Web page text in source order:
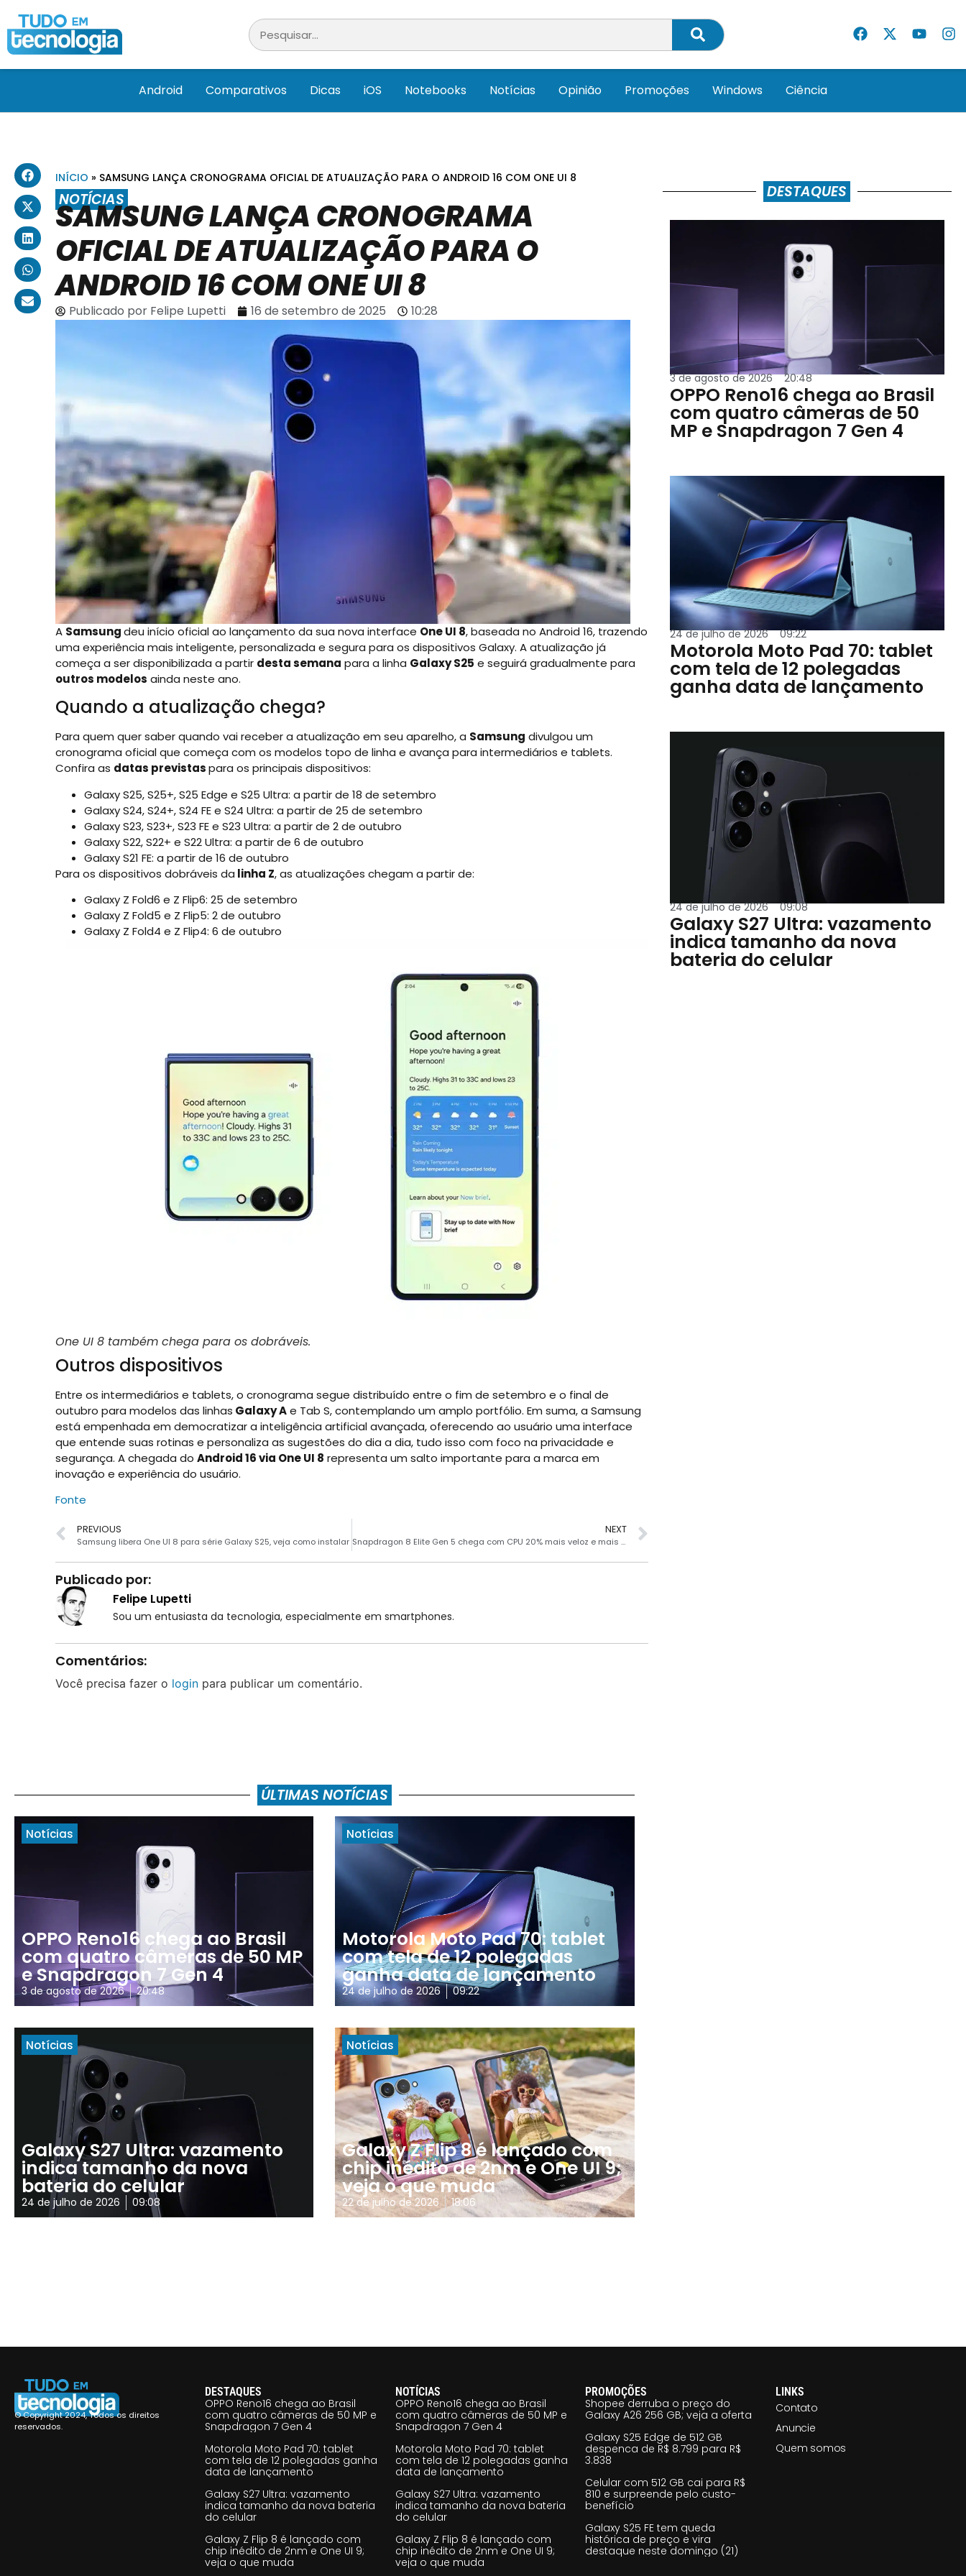
Android Comparativos Dicas iOS Notebooks Notícias Opinião Promoções Windows Ciência
INÍCIO » SAMSUNG LANÇA CRONOGRAMA OFICIAL DE ATUALIZAÇÃO PARA O ANDROID 16 COM ONE UI 8
NOTÍCIAS
SAMSUNG LANÇA CRONOGRAMA
OFICIAL DE ATUALIZAÇÃO PARA O
ANDROID 16 COM ONE UI 8
Publicado porFelipe Lupetti 16 de setembro de 2025 10:28
A Samsungdeu início oficial ao lançamento da sua nova interface One UI 8, baseada no Android 16, trazendo
uma experiência mais inteligente, personalizada e segura para os dispositivos Galaxy. A atualização já
começa a ser disponibilizada a partir desta semana para a linha Galaxy S25 e seguirá gradualmente para
outros modelos ainda neste ano.
Quando a atualização chega?
Para quem quer saber quando vai receber a atualização em seu aparelho, a Samsung divulgou um
cronograma oficial que começa com os modelos topo de linha e avança para intermediários e tablets.
Confira as datas previstaspara os principais dispositivos:
Galaxy S25, S25+, S25 Edge e S25 Ultra: a partir de 18 de setembro
Galaxy S24, S24+, S24 FE e S24 Ultra: a partir de 25 de setembro
Galaxy S23, S23+, S23 FE e S23 Ultra: a partir de 2 de outubro
Galaxy S22, S22+ e S22 Ultra: a partir de 6 de outubro
Galaxy S21 FE: a partir de 16 de outubro
Para os dispositivos dobráveis da linha Z, as atualizações chegam a partir de:
Galaxy Z Fold6 e Z Flip6: 25 de setembro
Galaxy Z Fold5 e Z Flip5: 2 de outubro
Galaxy Z Fold4 e Z Flip4: 6 de outubro
One UI 8 também chega para os dobráveis.
Outros dispositivos
Entre os intermediários e tablets, o cronograma segue distribuído entre o fim de setembro e o final de
outubro para modelos das linhas Galaxy Ae Tab S, contemplando um amplo portfólio. Em suma, a Samsung
está empenhada em democratizar a inteligência artificial avançada, oferecendo ao usuário uma interface
que entende suas rotinas e personaliza as sugestões do dia a dia, tudo isso com foco na privacidade e
segurança. A chegada do Android 16 via One UI 8 representa um salto importante para a marca em
inovação e experiência do usuário.
Fonte
PREVIOUS
Samsung libera One UI 8 para série Galaxy S25, veja como instalar
NEXT
Snapdragon 8 Elite Gen 5 chega com CPU 20% mais veloz e mais IA
Publicado por:
Felipe Lupetti
Sou um entusiasta da tecnologia, especialmente em smartphones.
Comentários:
Você precisa fazer o loginpara publicar um comentário.
DESTAQUES
3 de agosto de 2026 20:48
OPPO Reno16 chega ao Brasil
com quatro câmeras de 50
MP e Snapdragon 7 Gen 4
24 de julho de 2026 09:22
Motorola Moto Pad 70: tablet
com tela de 12 polegadas
ganha data de lançamento
24 de julho de 2026 09:08
Galaxy S27 Ultra: vazamento
indica tamanho da nova
bateria do celular
ÚLTIMAS NOTÍCIAS
Notícias
OPPO Reno16 chega ao Brasil
com quatro câmeras de 50 MP
e Snapdragon 7 Gen 4
3 de agosto de 2026 20:48
Notícias
Motorola Moto Pad 70: tablet
com tela de 12 polegadas
ganha data de lançamento
24 de julho de 2026 09:22
Notícias
Galaxy S27 Ultra: vazamento
indica tamanho da nova
bateria do celular
24 de julho de 2026 09:08
Notícias
Galaxy Z Flip 8 é lançado com
chip inédito de 2nm e One UI 9;
veja o que muda
22 de julho de 2026 18:06
© Copyright 2024, Todos os direitos
reservados.
DESTAQUES
OPPO Reno16 chega ao Brasil
com quatro câmeras de 50 MP e
Snapdragon 7 Gen 4
Motorola Moto Pad 70: tablet
com tela de 12 polegadas ganha
data de lançamento
Galaxy S27 Ultra: vazamento
indica tamanho da nova bateria
do celular
Galaxy Z Flip 8 é lançado com
chip inédito de 2nm e One UI 9;
veja o que muda
NOTÍCIAS
OPPO Reno16 chega ao Brasil
com quatro câmeras de 50 MP e
Snapdragon 7 Gen 4
Motorola Moto Pad 70: tablet
com tela de 12 polegadas ganha
data de lançamento
Galaxy S27 Ultra: vazamento
indica tamanho da nova bateria
do celular
Galaxy Z Flip 8 é lançado com
chip inédito de 2nm e One UI 9;
veja o que muda
PROMOÇÕES
Shopee derruba o preço do
Galaxy A26 256 GB; veja a oferta
Galaxy S25 Edge de 512 GB
despenca de R$ 8.799 para R$
3.838
Celular com 512 GB cai para R$
810 e surpreende pelo custo-
benefício
Galaxy S25 FE tem queda
histórica de preço e vira
destaque neste domingo (21)
LINKS
Contato
Anuncie
Quem somos